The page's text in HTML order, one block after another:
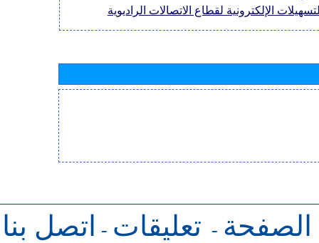
الإلكترونية لقطاع الاتصالات الراديوية
الصفحة - تعليقات -
اتصل بنا